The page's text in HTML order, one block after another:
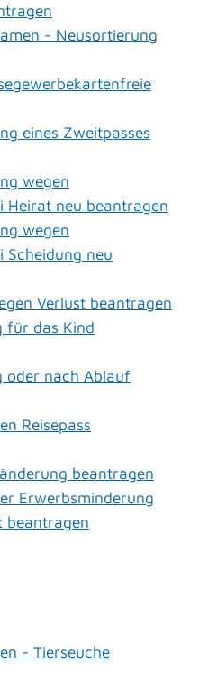
- Neusortierung
eines Zweitpasses
wegen
Heirat neu beantragen
wegen
Scheidung neu
Verlust beantragen
für das Kind
oder nach Ablauf
Reisepass
beantragen
Erwerbsminderung
beantragen
- Tierseuche